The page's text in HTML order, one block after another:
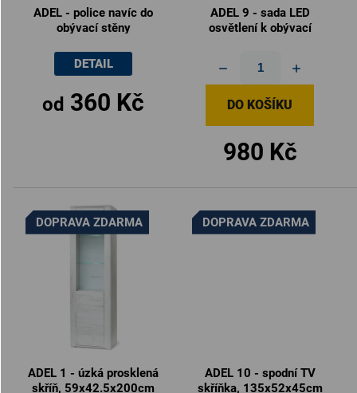
ADEL - police navíc do
obývací stěny
od 360 Kč
DETAIL
ADEL 9 - sada LED
osvětlení k obývací
980 Kč
DO KOŠÍKU
DOPRAVA ZDARMA
ADEL 1 - úzká prosklená
skříň, 59x42.5x200cm
DOPRAVA ZDARMA
ADEL 10 - spodní TV
skříňka, 135x52x45cm